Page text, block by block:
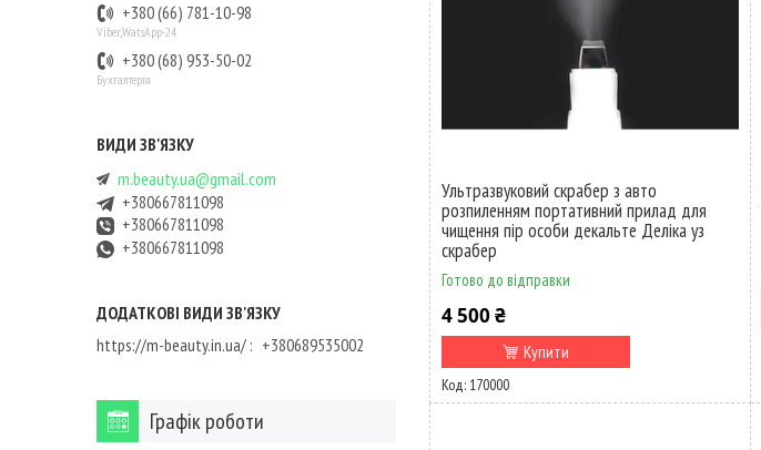
Ультразвуковий скрабер з авто
розпиленням портативний прилад для
чищення пір особи декальте Деліка уз
скрабер
Готово до відправки
4 500 ₴
Купити
170000
+380 (66) 781-10-98
Viber,WatsApp-24
+380 (68) 953-50-02
Бухгалтерія
m.beauty.ua@gmail.com
+380667811098
+380667811098
+380667811098
https://m-beauty.in.ua/ +380689535002
Графік роботи